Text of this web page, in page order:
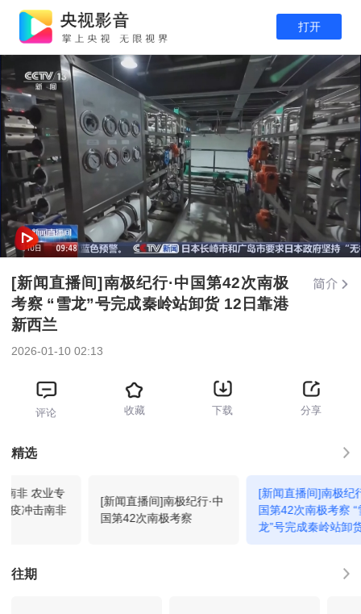
打开
[新闻直播间]南极纪行·中国第42次南极
考察 “雪龙”号完成秦岭站卸货 12日靠港
新西兰
2026-01-10 02:13
评论 收藏 下载 分享
精选
南非 农业专
疫冲击南非
[新闻直播间]南极纪行·中
国第42次南极考察
[新闻直播间]南极纪
国第42次南极考察 “
龙”号完成秦岭站卸
日靠港新西兰
往期
07:00
08:00 新闻直播间 回看
回看